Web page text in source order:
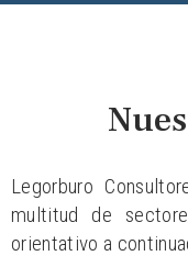
Legorburo
multitud de
orientativo a